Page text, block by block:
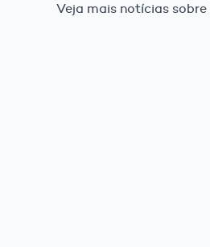
Veja mais notícias sobre